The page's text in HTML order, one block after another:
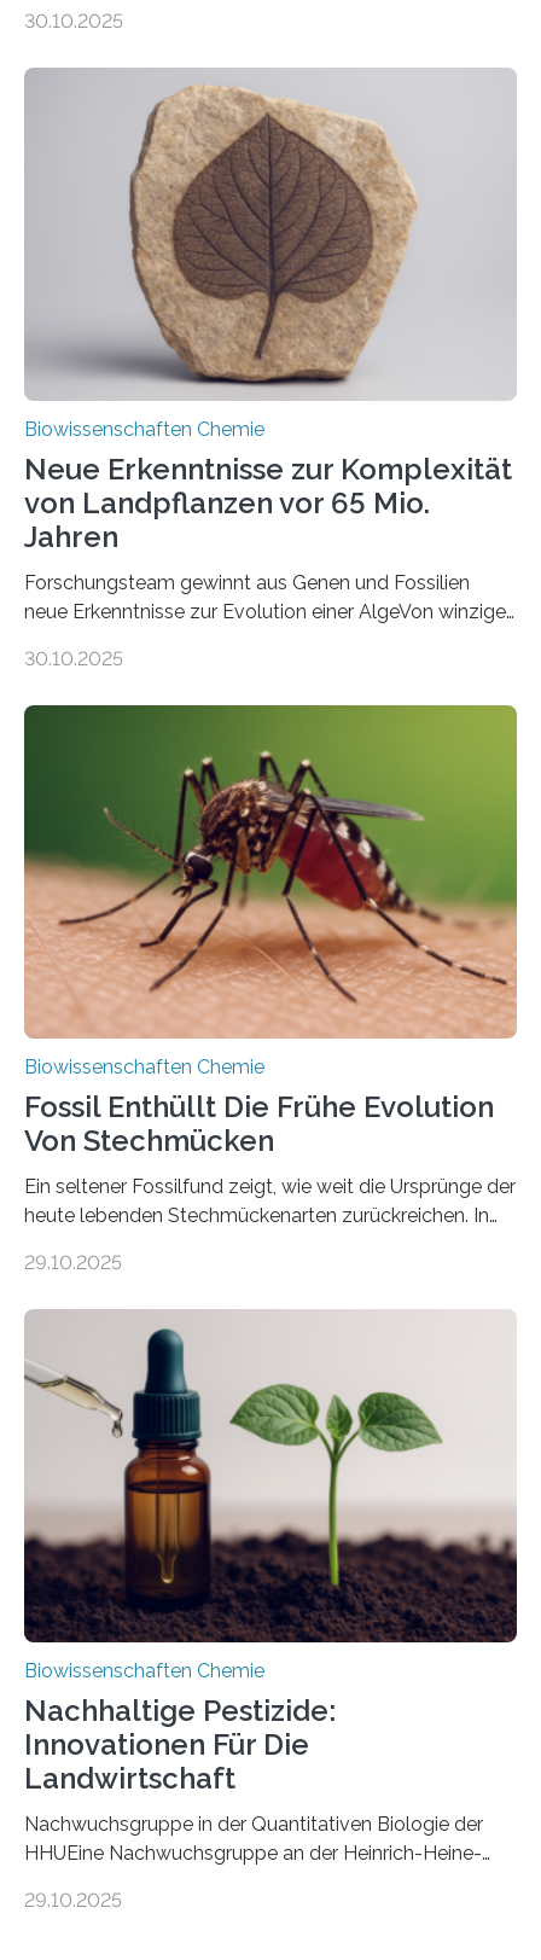
erfüllen können, müssen zahlreiche Enzyme präzise in
der Ruhr-Universität Bochum um Prof. Dr. Ralf Erdmann
und Dr. Ismaila Francis Yusuf hat nun einen bislang
unbekannten Qualitätskontrollmechanismus des
peroxisomalen Proteintransports in der Bäckerhefe
Saccharomyces cerevisiae entdeckt, der für die
Funktionsfähigkeit der Organellen entscheidend ist. Die
Studie wurde am 28. Oktober 2025 in der
Fachzeitschrift…
30.10.2025
Biowissenschaften Chemie
Neue Erkenntnisse zur Komplexität
von Landpflanzen vor 65 Mio.
Jahren
Forschungsteam gewinnt aus Genen und Fossilien
neue Erkenntnisse zur Evolution einer AlgeVon winzigen
Landpflanzen zählen zu den komplexesten
Grünalgen, die vor Hunderten von Millionen Jahren
lebten. Unter den Vorfahren sticht eine Gruppe heraus,
die noch heute in der Natur vorkommt: die
Süßwasseralge Coleochaetophyceae. Einige Arten
dieser Gruppe bilden aus Zellfäden dichte Geflechte
mit scheibenförmiger Gestalt. Was auffällig ist: Die
nächsten…
30.10.2025
Biowissenschaften Chemie
Fossil Enthüllt Die Frühe Evolution
Von Stechmücken
Ein seltener Fossilfund zeigt, wie weit die Ursprünge der
heute lebenden Stechmückenarten zurückreichen. In
Forschende die bisher älteste bekannte Stechmücken-
Region Kachin in Myanmar und hat sich in
ausgezeichnetem Zustand erhalten. Es konnte als neue
Art einer neuen Gattung beschrieben werden und trägt
nun den Namen Cretosabethes primaevus. Dieser erste
fossile Nachweis einer Stechmückenlarve in Bernstein
stellt gleichzeitig den ersten Fossilfund einer
Mückenlarve aus dem Mesozoikum dar, denn…
29.10.2025
Biowissenschaften Chemie
Nachhaltige Pestizide:
Innovationen Für Die
Landwirtschaft
Nachwuchsgruppe in der Quantitativen Biologie der
HHUEine Nachwuchsgruppe an der Heinrich-Heine-
fünf Jahren erforschen, wie Bakterien auf
29.10.2025